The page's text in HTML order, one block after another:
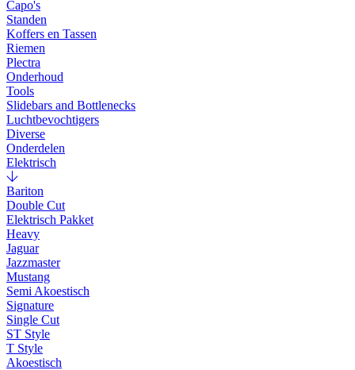
Capo's
Standen
Koffers en Tassen
Riemen
Plectra
Onderhoud
Tools
Slidebars and Bottlenecks
Luchtbevochtigers
Diverse
Onderdelen
Elektrisch
Bariton
Double Cut
Elektrisch Pakket
Heavy
Jaguar
Jazzmaster
Mustang
Semi Akoestisch
Signature
Single Cut
ST Style
T Style
Akoestisch